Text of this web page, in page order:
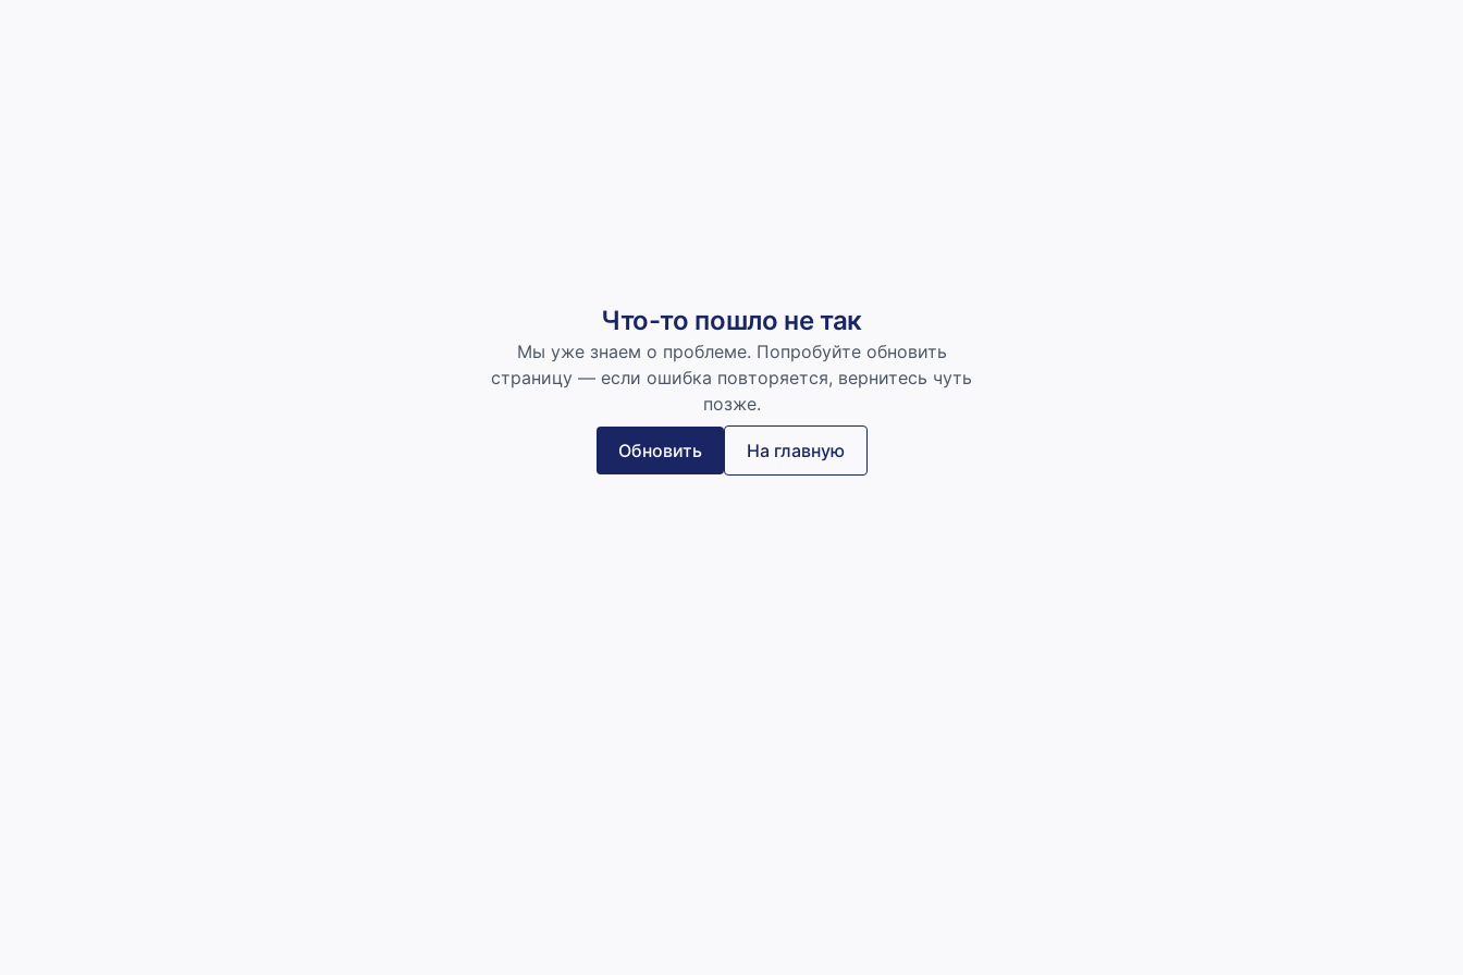
Что-то пошло не так
Мы уже знаем о проблеме. Попробуйте обновить
страницу — если ошибка повторяется, вернитесь чуть
позже.
Обновить На главную